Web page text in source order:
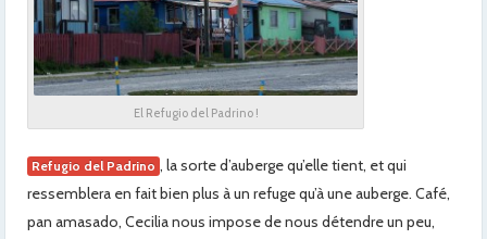
El Refugio del Padrino !
Refugio del Padrino , la sorte d’auberge qu’elle tient, et qui
ressemblera en fait bien plus à un refuge qu’à une auberge. Café,
pan amasado, Cecilia nous impose de nous détendre un peu,